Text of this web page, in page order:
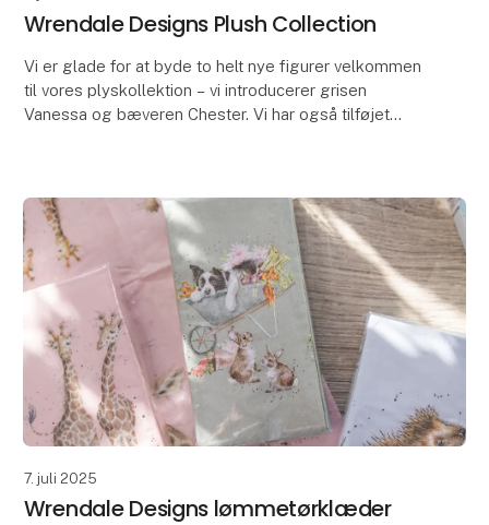
Wrendale Designs Plush Collection
Vi er glade for at byde to helt nye figurer velkommen
til vores plyskollektion – vi introducerer grisen
Vanessa og bæveren Chester. Vi har også tilføjet
7. juli 2025
Wrendale Designs lømmetørklæder